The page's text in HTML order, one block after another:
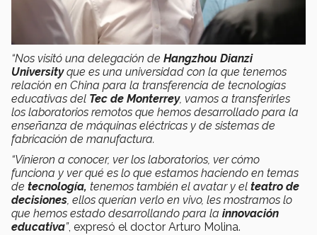
“Nos visitó una delegación de Hangzhou Dianzi
Universityque es una universidad con la que tenemos
relación en China para la transferencia de tecnologías
educativas del Tec de Monterrey, vamos a transferirles
los laboratorios remotos que hemos desarrollado para la
enseñanza de máquinas eléctricas y de sistemas de
fabricación de manufactura.
“Vinieron a conocer, ver los laboratorios, ver cómo
funciona y ver qué es lo que estamos haciendo en temas
de tecnología, tenemos también el avatar y el teatro de
decisiones, ellos querían verlo en vivo, les mostramos lo
que hemos estado desarrollando para la innovación
educativa”, expresó el doctor Arturo Molina.